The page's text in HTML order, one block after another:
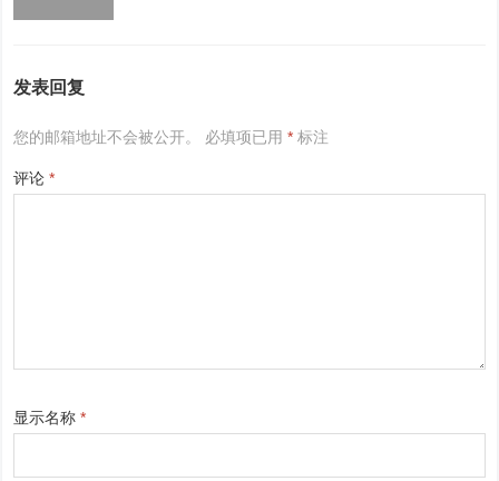
发表回复
您的邮箱地址不会被公开。 必填项已用* 标注
评论*
显示名称*